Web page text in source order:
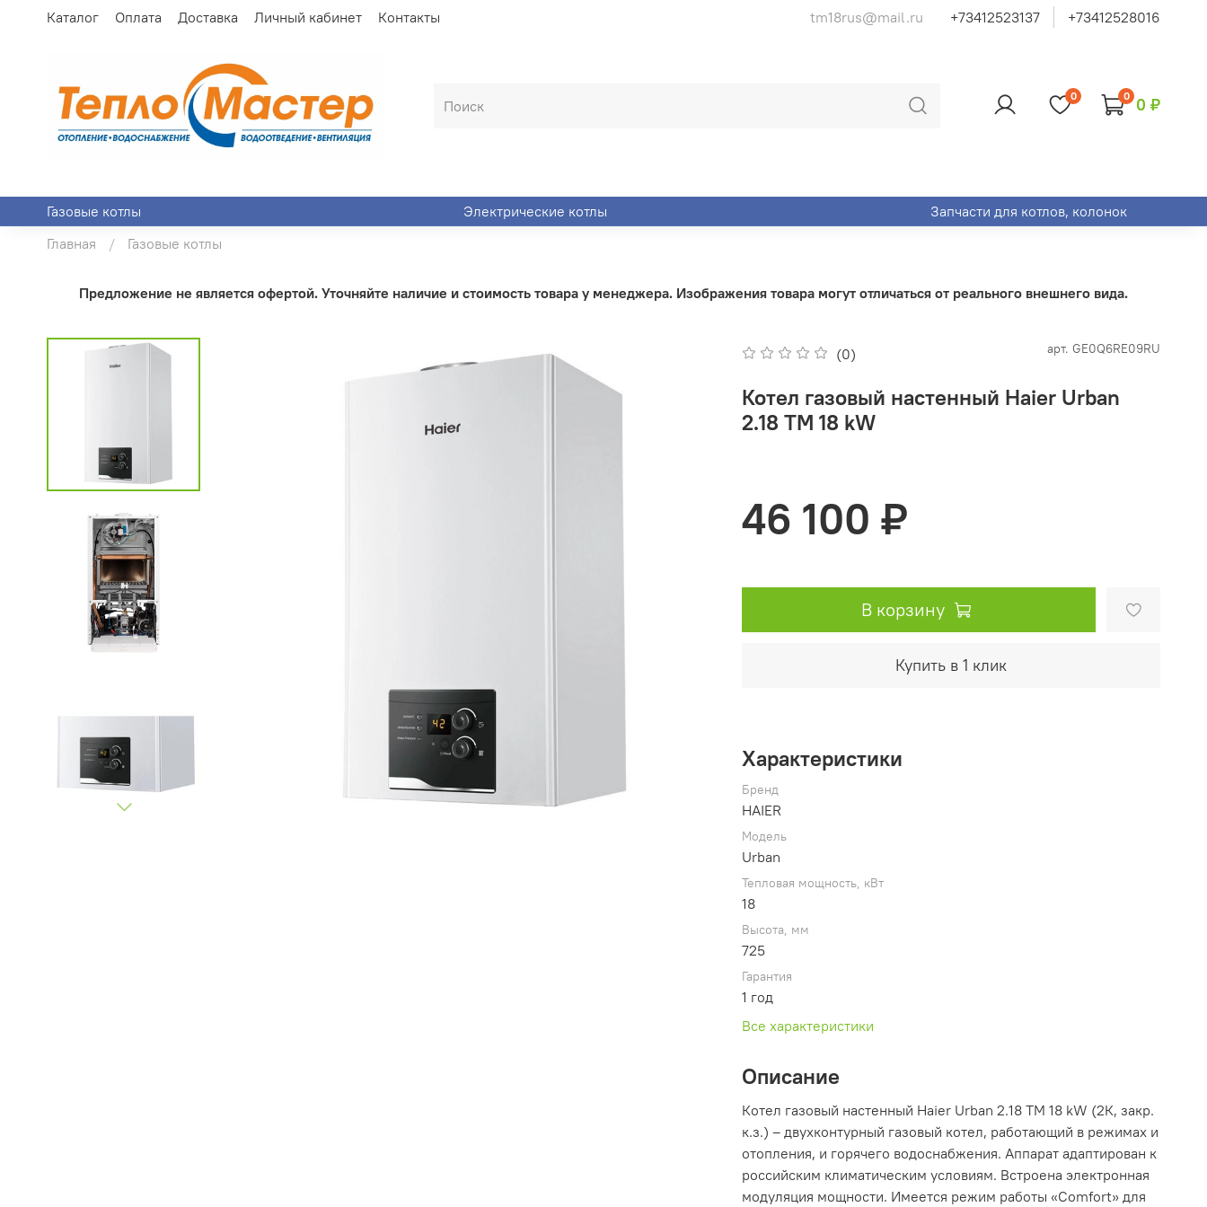
Каталог Оплата Доставка Личный кабинет Контакты tm18rus@mail.ru +73412523137 +73412528016
0 0 0 ₽
Газовые котлы Электрические котлы
Запчасти для котлов, колонок
Главная
Газовые котлы
Предложение не является офертой. Уточняйте наличие и стоимость товара у менеджера. Изображения товара могут отличаться от реального внешнего вида.
(0) арт. GE0Q6RE09RU
Котел газовый настенный Haier Urban
2.18 TM 18 kW
46 100 ₽
В корзину
Купить в 1 клик
Характеристики
Бренд
HAIER
Модель
Urban
Тепловая мощность, кВт
18
Высота, мм
725
Гарантия
1 год
Все характеристики
Описание
Котел газовый настенный Haier Urban 2.18 TM 18 kW (2К, закр.
к.з.) – двухконтурный газовый котел, работающий в режимах и
отопления, и горячего водоснабжения. Аппарат адаптирован к
российским климатическим условиям. Встроена электронная
модуляция мощности. Имеется режим работы «Comfort» для